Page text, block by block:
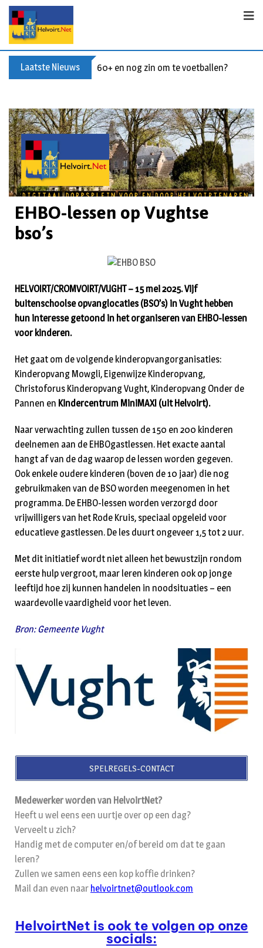
Laatste Nieuws 60+ en nog zin om te voetballen? Kom
EHBO-lessen op Vughtse
bso’s
HELVOIRT/CROMVOIRT/VUGHT – 15 mei 2025. Vijf
buitenschoolse opvanglocaties (BSO’s) in Vught hebben
hun interesse getoond in het organiseren van EHBO-lessen
voor kinderen.
Het gaat om de volgende kinderopvangorganisaties:
Kinderopvang Mowgli, Eigenwijze Kinderopvang,
Christoforus Kinderopvang Vught, Kinderopvang Onder de
Pannen en Kindercentrum MiniMAXI (uit Helvoirt).
Naar verwachting zullen tussen de 150 en 200 kinderen
deelnemen aan de EHBOgastlessen. Het exacte aantal
hangt af van de dag waarop de lessen worden gegeven.
Ook enkele oudere kinderen (boven de 10 jaar) die nog
gebruikmaken van de BSO worden meegenomen in het
programma. De EHBO-lessen worden verzorgd door
vrijwilligers van het Rode Kruis, speciaal opgeleid voor
educatieve gastlessen. De les duurt ongeveer 1,5 tot 2 uur.
Met dit initiatief wordt niet alleen het bewustzijn rondom
eerste hulp vergroot, maar leren kinderen ook op jonge
leeftijd hoe zij kunnen handelen in noodsituaties – een
waardevolle vaardigheid voor het leven.
Bron: Gemeente Vught
SPELREGELS-CONTACT
Medewerker worden van HelvoirtNet?
Heeft u wel eens een uurtje over op een dag?
Verveelt u zich?
Handig met de computer en/of bereid om dat te gaan
leren?
Zullen we samen eens een kop koffie drinken?
Mail dan even naar helvoirtnet@outlook.com
HelvoirtNet is ook te volgen op onze
socials: